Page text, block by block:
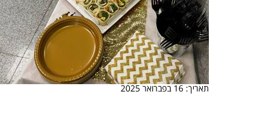
תאריך: 16 בפברואר 2025